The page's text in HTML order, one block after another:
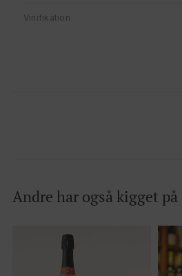
Vinifikation
Andre har også kigget på